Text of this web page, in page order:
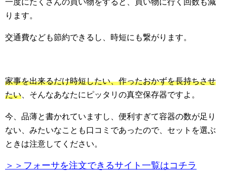
ります。
交通費なども節約できるし、時短にも繋がります。
家事を出来るだけ時短したい、作ったおかずを長持ちさせ
たい 、そんなあなたにピッタリの真空保存器ですよ。
今、品薄と書かれていますし、便利すぎて容器の数が足り
ない、みたいなことも口コミであったので、セットを選ぶ
ときは注意してください。
＞＞フォーサを注文できるサイト一覧はコチラ